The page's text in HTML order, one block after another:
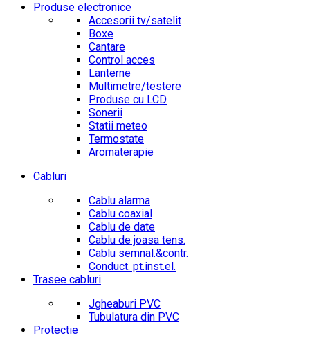
Produse electronice
Accesorii tv/satelit
Boxe
Cantare
Control acces
Lanterne
Multimetre/testere
Produse cu LCD
Sonerii
Statii meteo
Termostate
Aromaterapie
Cabluri
Cablu alarma
Cablu coaxial
Cablu de date
Cablu de joasa tens.
Cablu semnal.&contr.
Conduct. pt.inst.el.
Trasee cabluri
Jgheaburi PVC
Tubulatura din PVC
Protectie